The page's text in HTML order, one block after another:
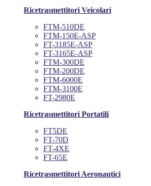
Ricetrasmettitori Veicolari
FTM-510DE
FTM-150E-ASP
FT-3185E-ASP
FT-3165E-ASP
FTM-300DE
FTM-200DE
FTM-6000E
FTM-3100E
FT-2980E
Ricetrasmettitori Portatili
FT5DE
FT-70D
FT-4XE
FT-65E
Ricetrasmettitori Aeronautici